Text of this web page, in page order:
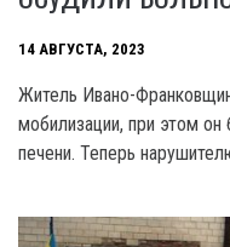
14 АВГУСТА, 2023
Житель Ивано-
мобилизации, при этом он
печени. Теперь